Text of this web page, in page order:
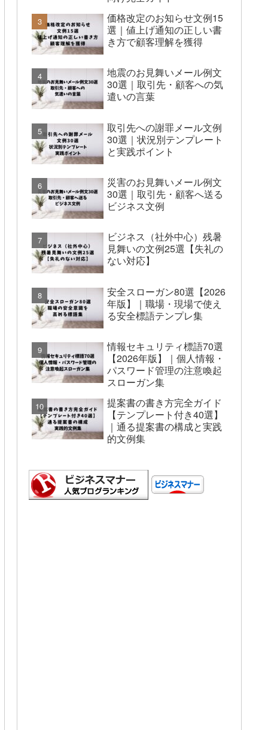
価格改定のお知らせ文例15
選｜値上げ通知の正しい書
き方で顧客理解を獲得
地震のお見舞いメール例文
30選｜取引先・顧客への気
遣いの言葉
取引先への謝罪メール文例
30選｜状況別テンプレート
と実践ポイント
災害のお見舞いメール例文
30選｜取引先・顧客へ送る
ビジネス文例
ビジネス（社外中心）残暑
見舞いの文例25選【失礼の
ない対応】
安全スローガン80選【2026
年版】｜職場・現場で使え
る安全標語テンプレ集
情報セキュリティ標語70選
【2026年版】｜個人情報・
パスワード管理の注意喚起
スローガン集
提案書の書き方完全ガイド
【テンプレート付き40選】
｜通る提案書の構成と実践
的文例集